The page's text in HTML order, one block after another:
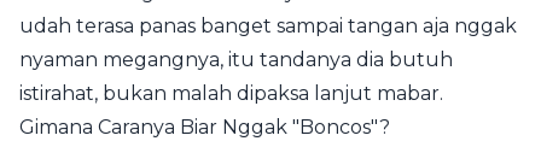
udah terasa panas banget sampai tangan aja nggak
nyaman megangnya, itu tandanya dia butuh
istirahat, bukan malah dipaksa lanjut mabar.
Gimana Caranya Biar Nggak "Boncos"?